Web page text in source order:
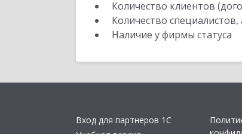
Количество клиентов
Количество
Наличие у фирмы статуса
Вход для партнеров 1С